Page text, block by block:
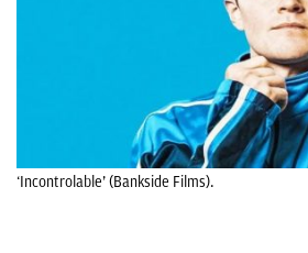
‘Incontrolable’ (Bankside Films).